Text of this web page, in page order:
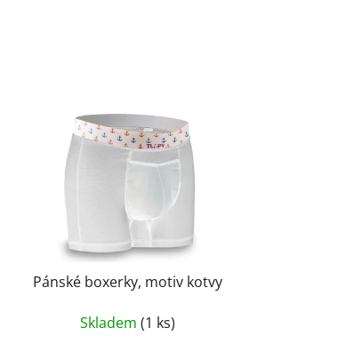
Pánské boxerky, motiv kotvy
Skladem(1 ks)